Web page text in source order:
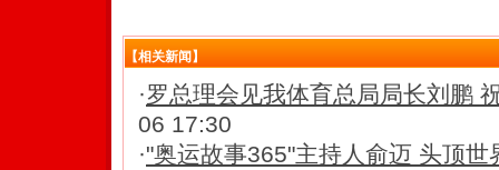
【相关新闻】
·罗总理会见我体育总局局长刘鹏
06 17:30
·"奥运故事365"主持人俞迈 头顶世